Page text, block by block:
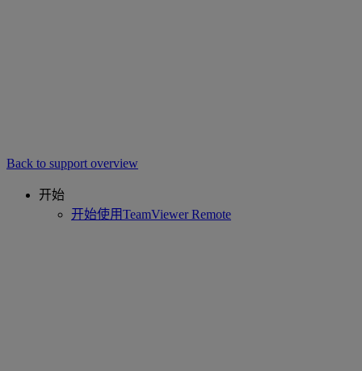
Back to support overview
开始
开始使用TeamViewer Remote